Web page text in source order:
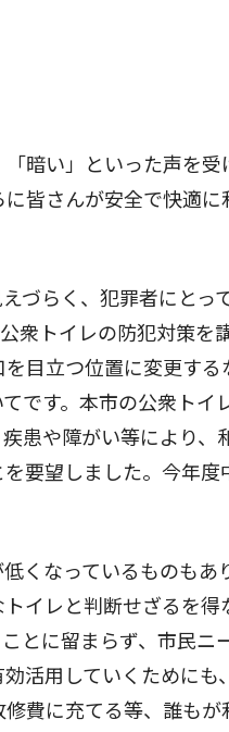
暗い」といった声を受
皆さんが安全で快適に
づらく、犯罪者にとっ
衆トイレの防犯対策を
目立つ位置に変更する
です。本市の公衆トイ
患や障がい等により、
要望しました。今年度
くなっているものもあ
イレと判断せざるを得
とに留まらず、市民ニ
活用していくためにも
費に充てる等、誰もが